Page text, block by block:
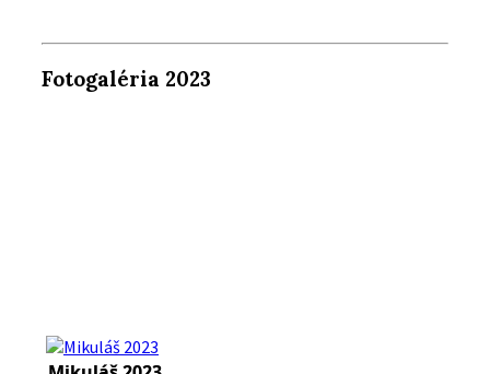
Fotogaléria 2023